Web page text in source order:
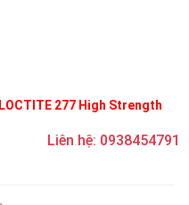
LOCTITE 277 High Strength
Liên hệ: 0938454791